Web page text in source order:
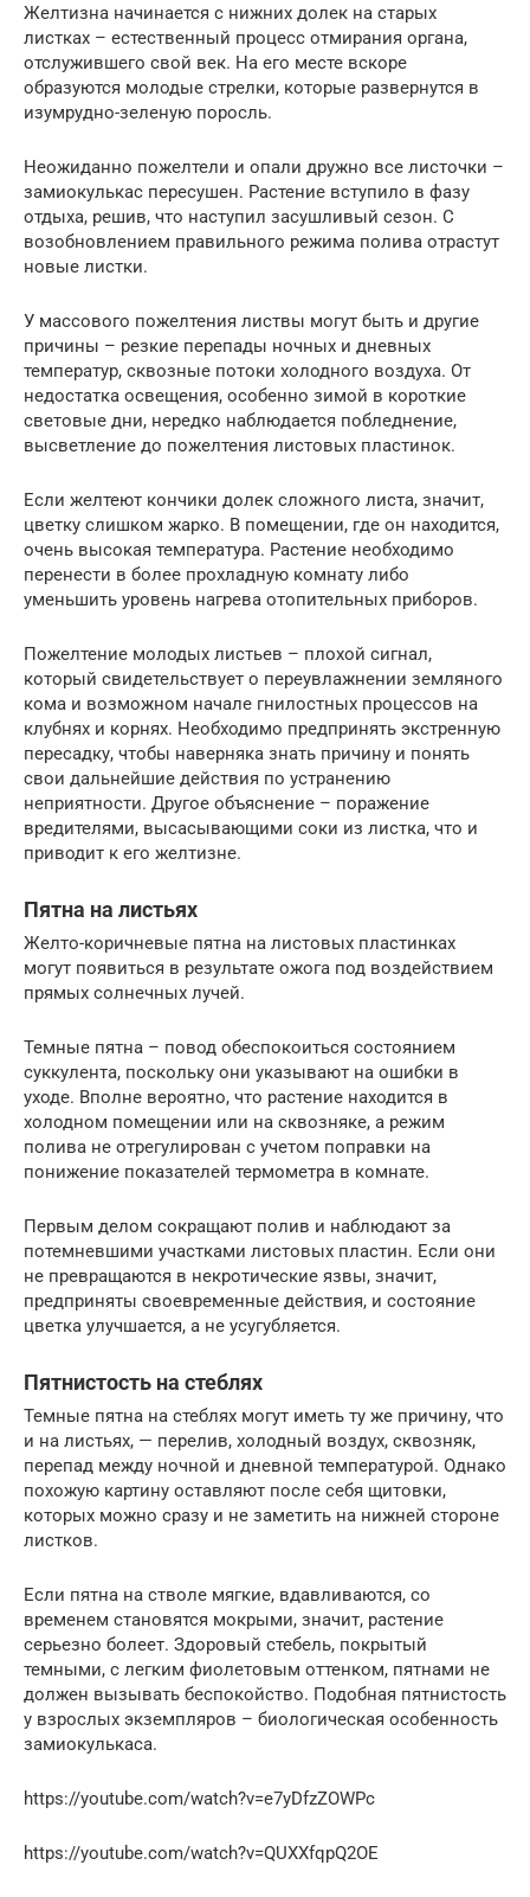
Желтизна начинается с нижних долек на старых
листках – естественный процесс отмирания органа,
отслужившего свой век. На его месте вскоре
образуются молодые стрелки, которые развернутся в
изумрудно-зеленую поросль.
Неожиданно пожелтели и опали дружно все листочки –
замиокулькас пересушен. Растение вступило в фазу
отдыха, решив, что наступил засушливый сезон. С
возобновлением правильного режима полива отрастут
новые листки.
У массового пожелтения листвы могут быть и другие
причины – резкие перепады ночных и дневных
температур, сквозные потоки холодного воздуха. От
недостатка освещения, особенно зимой в короткие
световые дни, нередко наблюдается побледнение,
высветление до пожелтения листовых пластинок.
Если желтеют кончики долек сложного листа, значит,
цветку слишком жарко. В помещении, где он находится,
очень высокая температура. Растение необходимо
перенести в более прохладную комнату либо
уменьшить уровень нагрева отопительных приборов.
Пожелтение молодых листьев – плохой сигнал,
который свидетельствует о переувлажнении земляного
кома и возможном начале гнилостных процессов на
клубнях и корнях. Необходимо предпринять экстренную
пересадку, чтобы наверняка знать причину и понять
свои дальнейшие действия по устранению
неприятности. Другое объяснение – поражение
вредителями, высасывающими соки из листка, что и
приводит к его желтизне.
Пятна на листьях
Желто-коричневые пятна на листовых пластинках
могут появиться в результате ожога под воздействием
прямых солнечных лучей.
Темные пятна – повод обеспокоиться состоянием
суккулента, поскольку они указывают на ошибки в
уходе. Вполне вероятно, что растение находится в
холодном помещении или на сквозняке, а режим
полива не отрегулирован с учетом поправки на
понижение показателей термометра в комнате.
Первым делом сокращают полив и наблюдают за
потемневшими участками листовых пластин. Если они
не превращаются в некротические язвы, значит,
предприняты своевременные действия, и состояние
цветка улучшается, а не усугубляется.
Пятнистость на стеблях
Темные пятна на стеблях могут иметь ту же причину, что
и на листьях, — перелив, холодный воздух, сквозняк,
перепад между ночной и дневной температурой. Однако
похожую картину оставляют после себя щитовки,
которых можно сразу и не заметить на нижней стороне
листков.
Если пятна на стволе мягкие, вдавливаются, со
временем становятся мокрыми, значит, растение
серьезно болеет. Здоровый стебель, покрытый
темными, с легким фиолетовым оттенком, пятнами не
должен вызывать беспокойство. Подобная пятнистость
у взрослых экземпляров – биологическая особенность
замиокулькаса.
https://youtube.com/watch?v=e7yDfzZOWPc
https://youtube.com/watch?v=QUXXfqpQ2OE